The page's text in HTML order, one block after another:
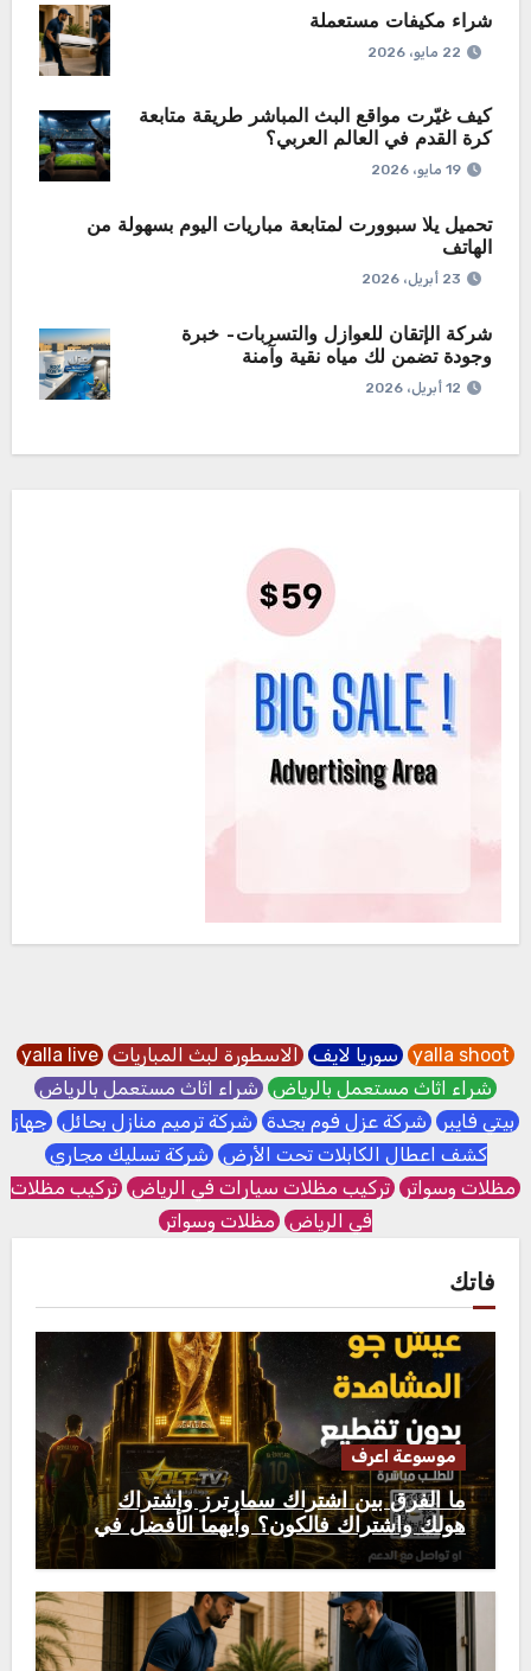
شراء مكيفات مستعملة
22 مايو، 2026
كيف غيّرت مواقع البث المباشر طريقة متابعة
كرة القدم في العالم العربي؟
19 مايو، 2026
تحميل يلا سبوورت لمتابعة مباريات اليوم بسهولة من
الهاتف
23 أبريل، 2026
شركة الإتقان للعوازل والتسربات– خبرة
وجودة تضمن لك مياه نقية وآمنة
12 أبريل، 2026
yalla shoot سوريا لايف الاسطورة لبث المباريات yalla live
شراء اثاث مستعمل بالرياض شراء اثاث مستعمل بالرياض
بيتي فايبر شركة عزل فوم بجدة شركة ترميم منازل بحائل جهاز
كشف اعطال الكابلات تحت الأرض شركة تسليك مجاري
مظلات وسواتر تركيب مظلات سيارات في الرياض تركيب مظلات
في الرياض مظلات وسواتر
فاتك
موسوعة اعرف
ما الفرق بين اشتراك سمارترز واشتراك
هولك واشتراك فالكون؟ وأيهما الأفضل في
2026؟